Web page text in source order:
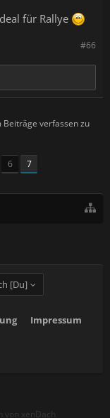
für Rallye
#66
verfassen zu
6 7
[Du]
Impressum
von xenDach